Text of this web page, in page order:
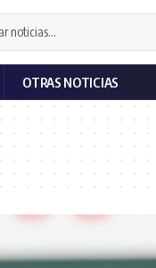
OTRAS NOTICIAS